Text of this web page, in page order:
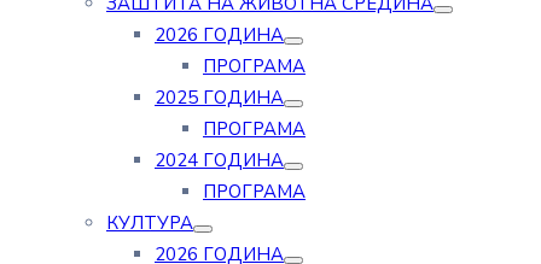
2026 ГОДИНА
ПРОГРАМА
2025 ГОДИНА
ПРОГРАМА
2024 ГОДИНА
ПРОГРАМА
КУЛТУРА
2026 ГОДИНА